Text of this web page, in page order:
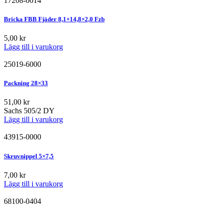
Bricka FBB Fjäder 8,1×14,8×2,0 Fzb
5,00 kr
Lägg till i varukorg
25019-6000
Packning 28×33
51,00 kr
Sachs 505/2 DY
Lägg till i varukorg
43915-0000
Skruvnippel 5×7,5
7,00 kr
Lägg till i varukorg
68100-0404